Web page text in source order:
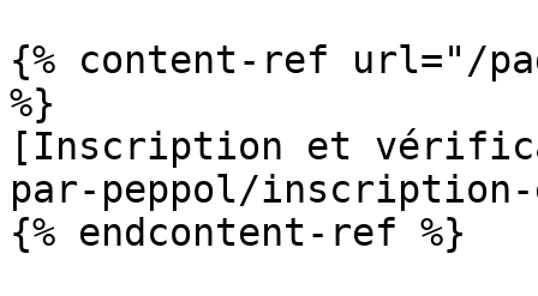
{% content-ref url="/
%}
[Inscription et
par-peppol/
{% endcontent-ref %}